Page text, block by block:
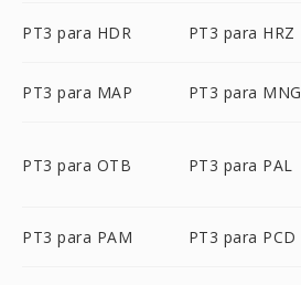
PT3 para HDR PT3 para HRZ
PT3 para MAP PT3 para MNG
PT3 para OTB PT3 para PAL
PT3 para PAM PT3 para PCD